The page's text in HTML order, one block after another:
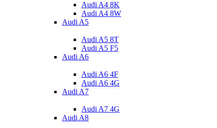
Audi A4 8K
Audi A4 8W
Audi A5
Audi A5 8T
Audi A5 F5
Audi A6
Audi A6 4F
Audi A6 4G
Audi A7
Audi A7 4G
Audi A8